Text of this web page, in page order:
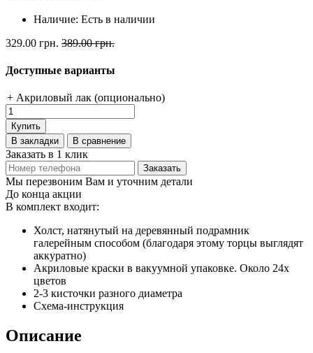
Наличие: Есть в наличии
329.00 грн. 389.00 грн.
Доступные варианты
+ Акриловый лак (опционально)
Купить
В закладки
В сравнение
Заказать в 1 клик
Заказать
Мы перезвоним Вам и уточним детали
До конца акции
В комплект входит:
Холст, натянутый на деревянный подрамник
галерейным способом (благодаря этому торцы выглядят
аккуратно)
Акриловые краски в вакуумной упаковке. Около 24х
цветов
2-3 кисточки разного диаметра
Схема-инструкция
Описание